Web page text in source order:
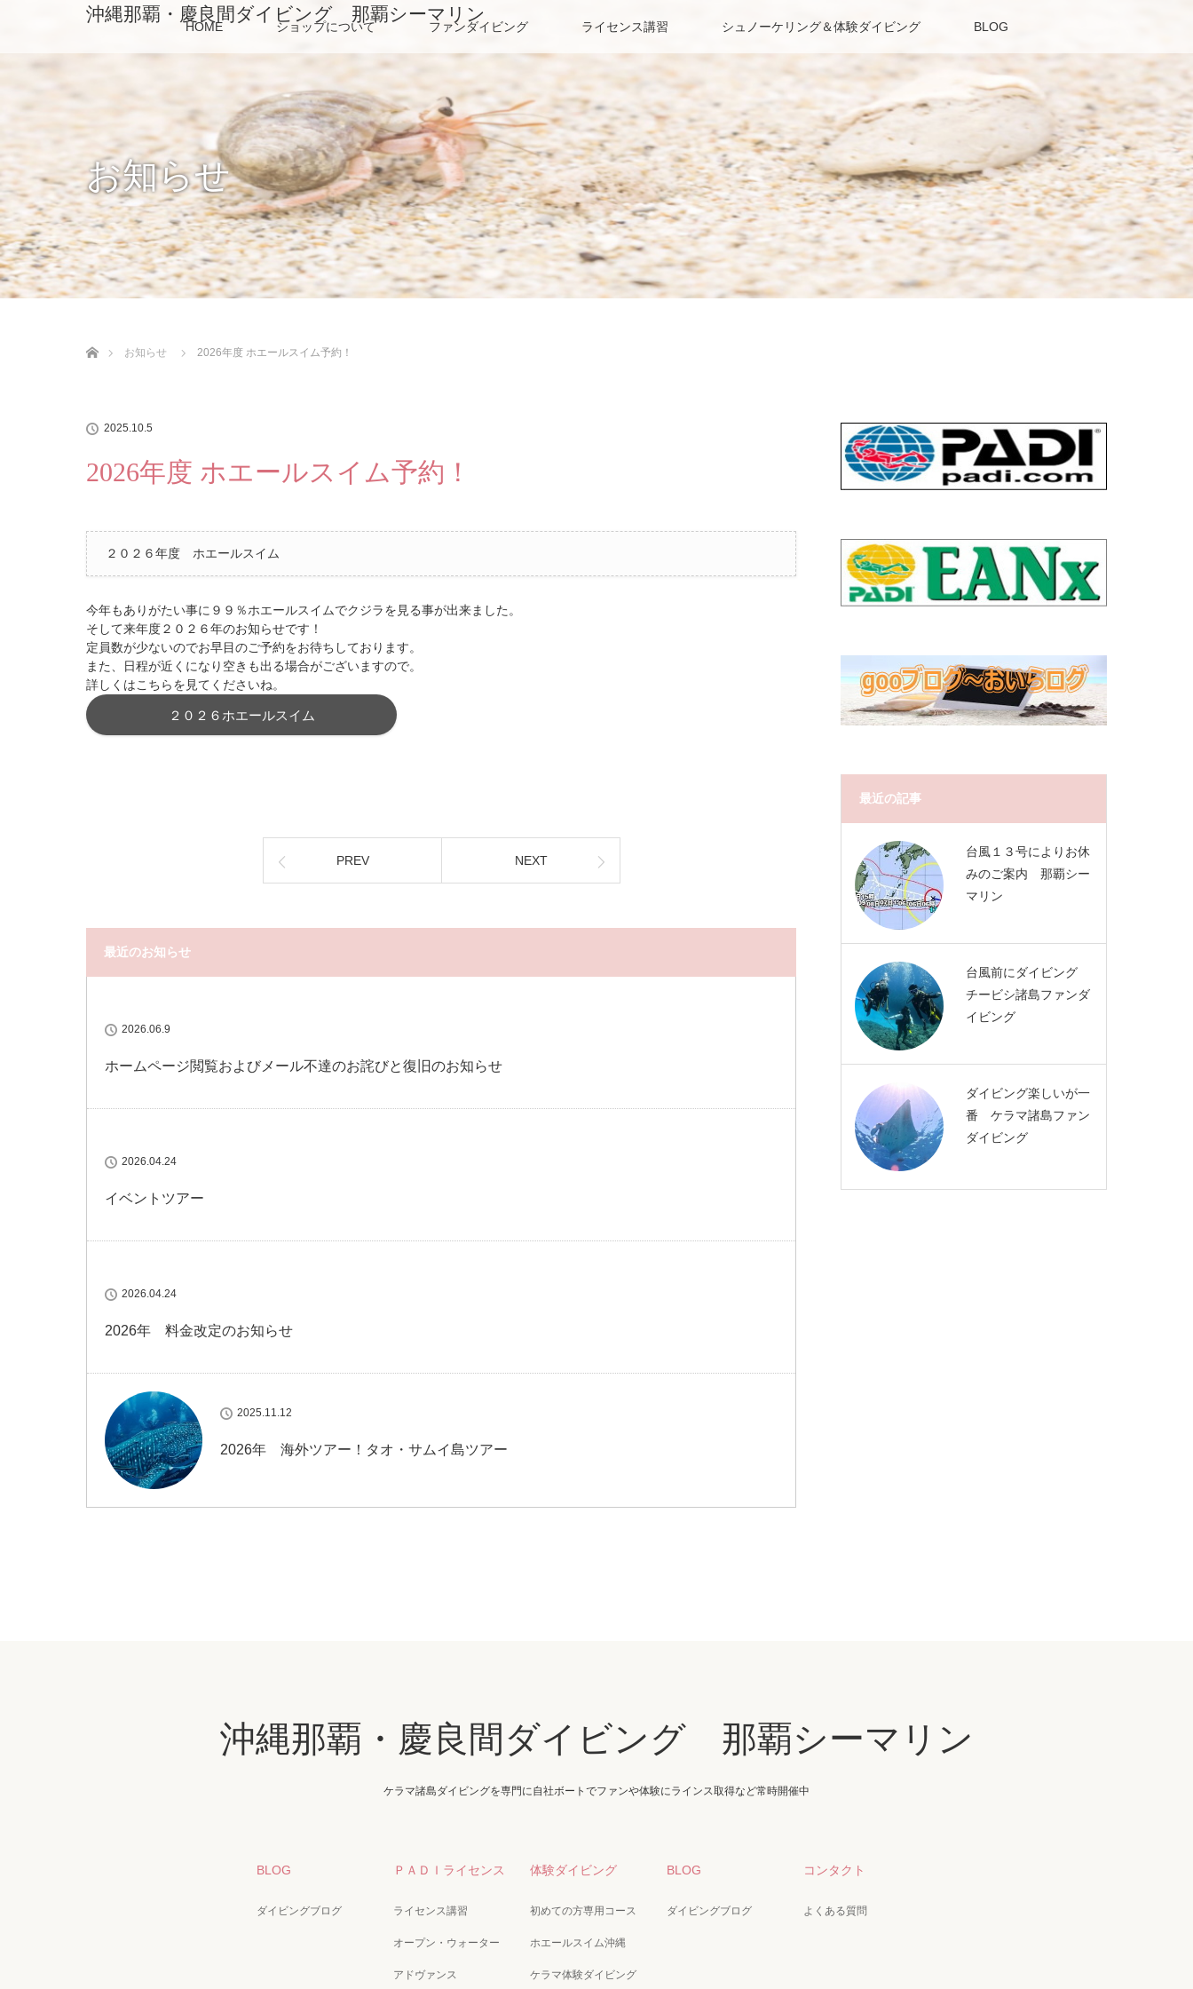
沖縄那覇・慶良間ダイビング 那覇シーマリン
HOME ショップについて ファンダイビング ライセンス講習 シュノーケリング＆体験ダイビング BLOG
お知らせ
お知らせ
2026年度 ホエールスイム予約！
2025.10.5
2026年度 ホエールスイム予約！
２０２６年度 ホエールスイム
今年もありがたい事に９９％ホエールスイムでクジラを見る事が出来ました。
そして来年度２０２６年のお知らせです！
定員数が少ないのでお早目のご予約をお待ちしております。
また、日程が近くになり空きも出る場合がございますので。
詳しくはこちらを見てくださいね。
２０２６ホエールスイム
PREV NEXT
最近のお知らせ
2026.06.9
ホームページ閲覧およびメール不達のお詫びと復旧のお知らせ
2026.04.24
イベントツアー
2026.04.24
2026年 料金改定のお知らせ
2025.11.12
2026年 海外ツアー！タオ・サムイ島ツアー
最近の記事
台風１３号によりお休
みのご案内 那覇シー
マリン
台風前にダイビング
チービシ諸島ファンダ
イビング
ダイビング楽しいが一
番 ケラマ諸島ファン
ダイビング
沖縄那覇・慶良間ダイビング 那覇シーマリン
ケラマ諸島ダイビングを専門に自社ボートでファンや体験にラインス取得など常時開催中
BLOG
ダイビングブログ
ＰＡＤＩライセンス
ライセンス講習
オープン・ウォーター
アドヴァンス
体験ダイビング
初めての方専用コース
ホエールスイム沖縄
ケラマ体験ダイビング
BLOG
ダイビングブログ
コンタクト
よくある質問